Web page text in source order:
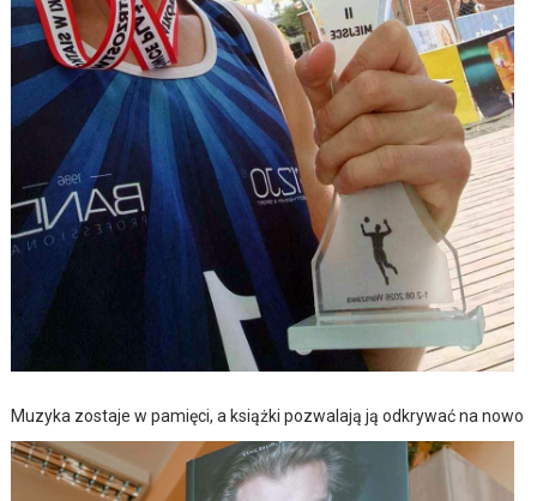
Muzyka zostaje w pamięci, a książki pozwalają ją odkrywać na nowo